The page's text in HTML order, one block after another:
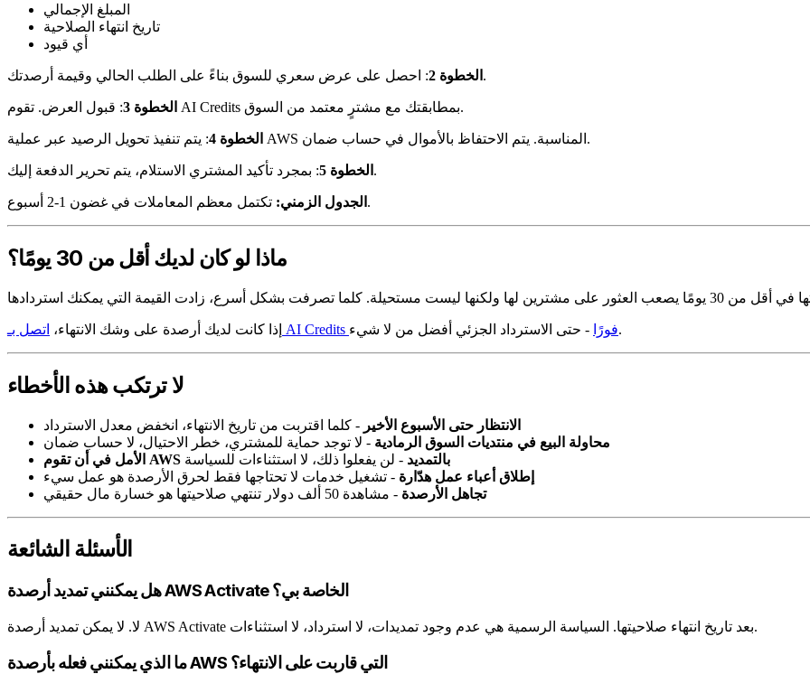
المبلغ الإجمالي
تاريخ انتهاء الصلاحية
أي قيود
الخطوة 2 : احصل على عرض سعري للسوق بناءً على الطلب الحالي وقيمة أرصدتك.
الخطوة 3 : قبول العرض. تقوم AI Credits بمطابقتك مع مشترٍ معتمد من السوق.
الخطوة 4 : يتم تنفيذ تحويل الرصيد عبر عملية AWS المناسبة. يتم الاحتفاظ بالأموال في حساب ضمان.
الخطوة 5 : بمجرد تأكيد المشتري الاستلام، يتم تحرير الدفعة إليك.
الجدول الزمني: تكتمل معظم المعاملات في غضون 1-2 أسبوع.
ماذا لو كان لديك أقل من 30 يومًا؟
إذا كانت لديك أرصدة على وشك الانتهاء، اتصل بـ AI Credits فورًا- حتى الاسترداد الجزئي أفضل من لا شيء.
لا ترتكب هذه الأخطاء
الانتظار حتى الأسبوع الأخير - كلما اقتربت من تاريخ الانتهاء، انخفض معدل الاسترداد
محاولة البيع في منتديات السوق الرمادية - لا توجد حماية للمشتري، خطر الاحتيال، لا حساب ضمان
الأمل في أن تقوم AWS بالتمديد - لن يفعلوا ذلك، لا استثناءات للسياسة
إطلاق أعباء عمل هدّارة - تشغيل خدمات لا تحتاجها فقط لحرق الأرصدة هو عمل سيء
تجاهل الأرصدة - مشاهدة 50 ألف دولار تنتهي صلاحيتها هو خسارة مال حقيقي
الأسئلة الشائعة
هل يمكنني تمديد أرصدة AWS Activate الخاصة بي؟
لا. لا يمكن تمديد أرصدة AWS Activate بعد تاريخ انتهاء صلاحيتها. السياسة الرسمية هي عدم وجود تمديدات، لا استرداد، لا استثناءات.
ما الذي يمكنني فعله بأرصدة AWS التي قاربت على الانتهاء؟